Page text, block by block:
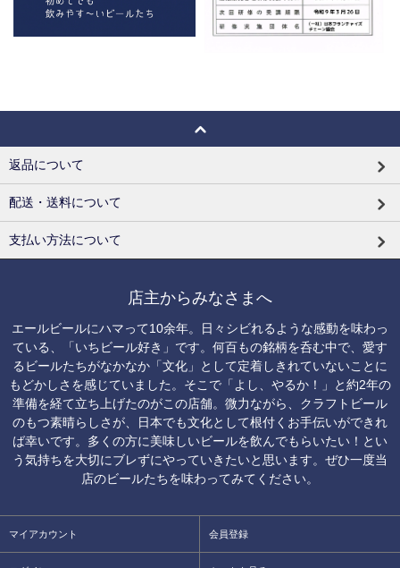
返品について
配送・送料について
支払い方法について
店主からみなさまへ
エールビールにハマって10余年。日々シビれるような感動を味わっ
ている、「いちビール好き」です。何百もの銘柄を呑む中で、愛す
るビールたちがなかなか「文化」として定着しきれていないことに
もどかしさを感じていました。そこで「よし、やるか！」と約2年の
準備を経て立ち上げたのがこの店舗。微力ながら、クラフトビール
のもつ素晴らしさが、日本でも文化として根付くお手伝いができれ
ば幸いです。多くの方に美味しいビールを飲んでもらいたい！とい
う気持ちを大切にブレずにやっていきたいと思います。ぜひ一度当
店のビールたちを味わってみてください。
マイアカウント 会員登録